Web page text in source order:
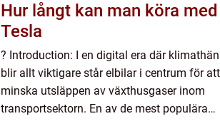
Hur långt kan man köra
Tesla
? Introduction: I en digital era där
blir allt viktigare står elbilar i centrum för att
minska utsläppen av växthusgaser inom
transportsektorn. En av de mest populära